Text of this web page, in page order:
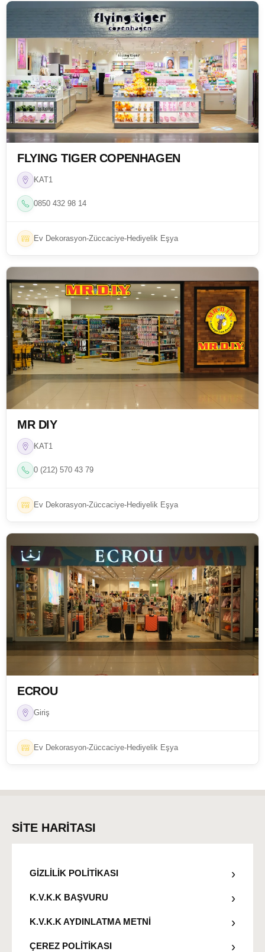
FLYING TIGER COPENHAGEN
KAT1
0850 432 98 14
Ev Dekorasyon-Züccaciye-Hediyelik Eşya
MR DIY
KAT1
0 (212) 570 43 79
Ev Dekorasyon-Züccaciye-Hediyelik Eşya
ECROU
Giriş
Ev Dekorasyon-Züccaciye-Hediyelik Eşya
SİTE HARİTASI
GİZLİLİK POLİTİKASI
K.V.K.K BAŞVURU
K.V.K.K AYDINLATMA METNİ
ÇEREZ POLİTİKASI